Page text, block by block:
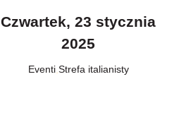
Czwartek, 23 stycznia
2025
Eventi, Strefa italianisty